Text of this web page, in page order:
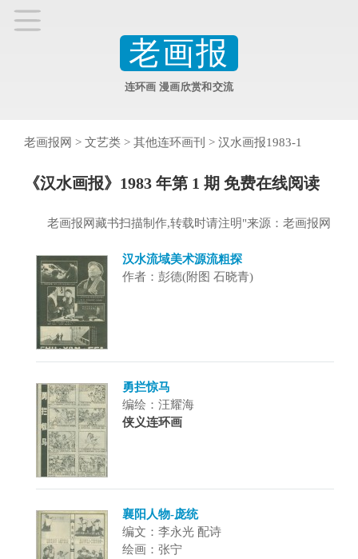
老画报
连环画 漫画欣赏和交流
老画报网 > 文艺类 > 其他连环画刊 > 汉水画报1983-1
《汉水画报》1983 年第 1 期 免费在线阅读
老画报网藏书扫描制作,转载时请注明"来源：老画报网
汉水流域美术源流粗探
作者：彭德(附图 石晓青)
勇拦惊马
编绘：汪耀海
侠义连环画
襄阳人物-庞统
编文：李永光 配诗
绘画：张宁